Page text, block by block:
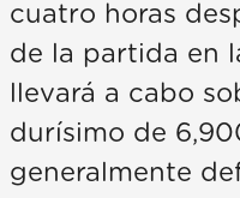
cuatro horas
de la partida en
llevará a cabo
durísimo de
generalmente